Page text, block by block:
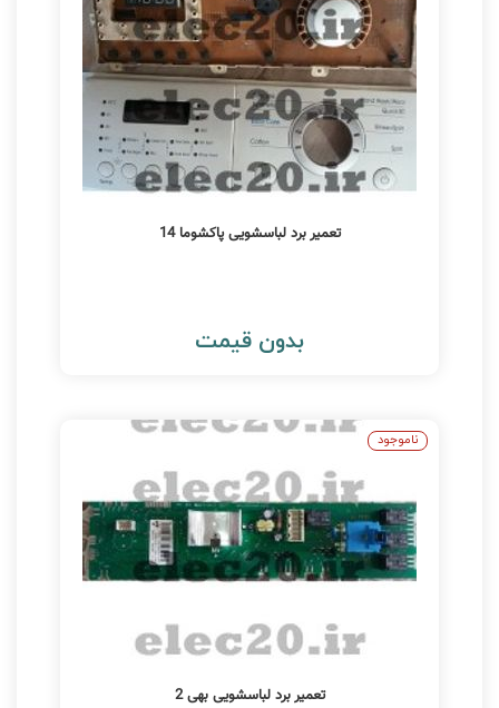
تعمیر برد لباسشویی پاکشوما 14
بدون قیمت
تعمیر برد لباسشویی بهی 2
ناموجود